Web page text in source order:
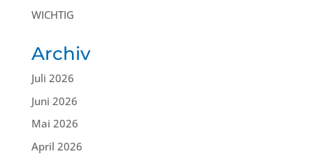
WICHTIG
Archiv
Juli 2026
Juni 2026
Mai 2026
April 2026